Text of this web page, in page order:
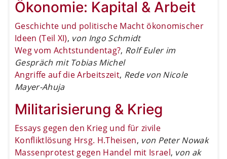
Ökonomie: Kapital & Arbeit
Geschichte und politische Macht ökonomischer
Ideen (Teil XI), von Ingo Schmidt
Weg vom Achtstundentag?, Rolf Euler im
Gespräch mit Tobias Michel
Angriffe auf die Arbeitszeit, Rede von Nicole
Mayer-Ahuja
Militarisierung & Krieg
Essays gegen den Krieg und für zivile
Konfliktlösung Hrsg. H.Theisen, von Peter Nowak
Massenprotest gegen Handel mit Israel, von ak